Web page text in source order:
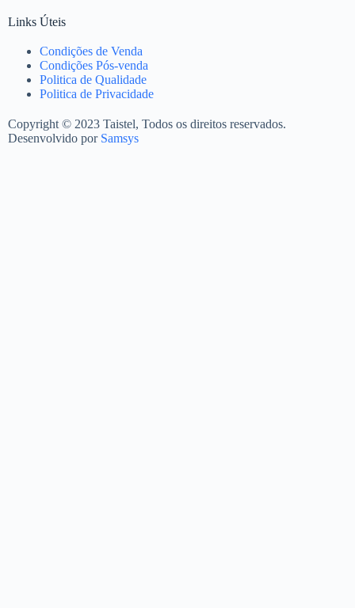
Links Úteis
Condições de Venda
Condições Pós-venda
Politica de Qualidade
Politica de Privacidade
Copyright © 2023 Taistel, Todos os direitos reservados.
Desenvolvido por Samsys